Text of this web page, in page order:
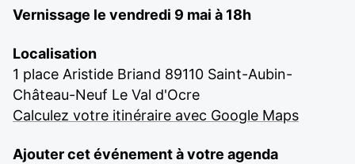
Vernissage le vendredi 9 mai à 18h
Localisation
1 place Aristide Briand 89110 Saint-Aubin-
Château-Neuf Le Val d'Ocre
Calculez votre itinéraire avec Google Maps
Ajouter cet événement à votre agenda